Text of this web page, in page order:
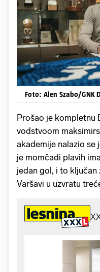
Foto: Alen Szabo/GNK
Prošao je kompletnu
vodstvoom
akademije nalazio se
je momčadi plavih
jedan gol, i to
Varšavi u uzvratu